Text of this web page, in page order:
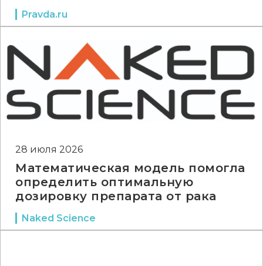
Pravda.ru
28 июля 2026
Математическая модель помогла
определить оптимальную
дозировку препарата от рака
Naked Science